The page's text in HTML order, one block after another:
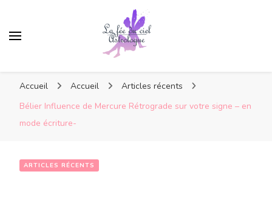
Accueil Accueil
Articles récents
Bélier Influence de Mercure Rétrograde sur votre signe – en
mode écriture-
ARTICLES RÉCENTS